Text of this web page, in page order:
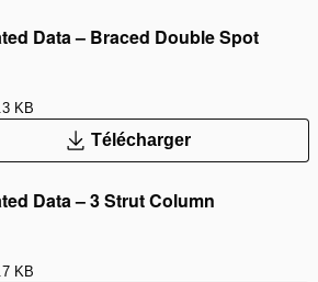
Data – Braced Double Spot
KB
Télécharger
Data – 3 Strut Column
KB